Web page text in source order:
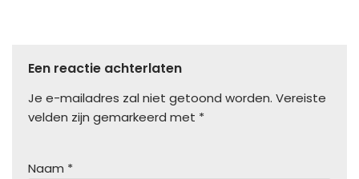
Een reactie achterlaten
Je e-mailadres zal niet getoond worden. Vereiste
velden zijn gemarkeerd met *
Naam *